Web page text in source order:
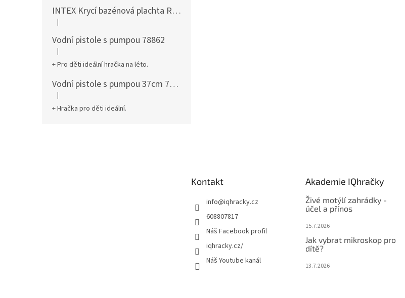
INTEX Krycí bazénová plachta Round 305cm 28030
Hodnocení produktu je 5 z 5 hvězdiček.
|
Vodní pistole s pumpou 78862
Hodnocení produktu je 5 z 5 hvězdiček.
|
+ Pro děti ideální hračka na léto.
Vodní pistole s pumpou 37cm 78961
Hodnocení produktu je 5 z 5 hvězdiček.
|
+ Hračka pro děti ideální.
Kontakt
info@iqhracky.cz
608807817
Náš Facebook profil
iqhracky.cz/
Náš Youtube kanál
Akademie IQhračky
Živé motýlí zahrádky -
účel a přínos
15.7.2026
Jak vybrat mikroskop pro
dítě?
13.7.2026